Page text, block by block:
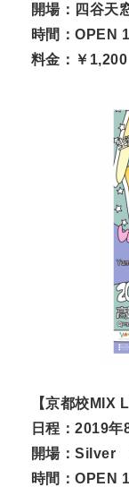
開場：四谷天
時間：OPEN
料金：￥1,200
【京都校MIX
日程：2019年
開場：Silver
時間：OPEN